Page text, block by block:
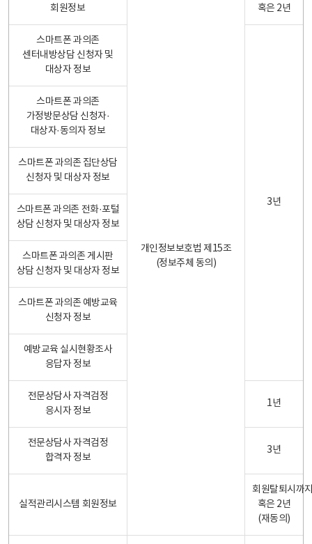
회원정보
개인정보보호법 제15조
(정보주체 동의)
혹은 2년
스마트폰 과의존
센터내방상담 신청자 및
대상자 정보
3년
스마트폰 과의존
가정방문상담 신청자·
대상자·동의자 정보
스마트폰 과의존 집단상담
신청자 및 대상자 정보
스마트폰 과의존 전화·포털
상담 신청자 및 대상자 정보
스마트폰 과의존 게시판
상담 신청자 및 대상자 정보
스마트폰 과의존 예방교육
신청자 정보
예방교육 실시현황조사
응답자 정보
전문상담사 자격검정
응시자 정보
1년
전문상담사 자격검정
합격자 정보
3년
실적관리시스템 회원정보
회원탈퇴시까
혹은 2년
(재동의)